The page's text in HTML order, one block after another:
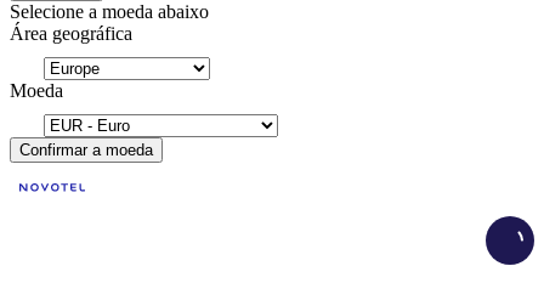
Selecione a moeda abaixo
Área geográfica
Moeda
Confirmar a moeda